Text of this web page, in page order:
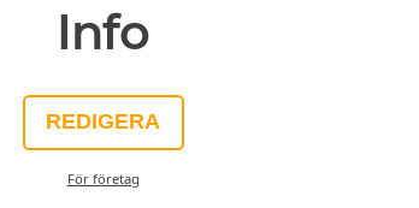
Info
REDIGERA
För företag